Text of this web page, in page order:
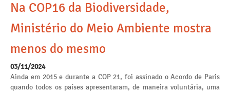
Na COP16 da Biodiversidade,
Ministério do Meio Ambiente mostra
menos do mesmo
03/11/2024
Ainda em 2015 e durante a COP 21, foi assinado o Acordo de Paris
quando todos os países apresentaram, de maneira voluntária, uma